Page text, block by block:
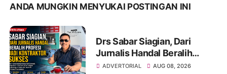
ANDA MUNGKIN MENYUKAI POSTINGAN INI
Drs Sabar Siagian, Dari
Jurnalis Handal Beralih
Profesi Jadi Kontraktor
ADVERTORIAL AUG 08, 2026